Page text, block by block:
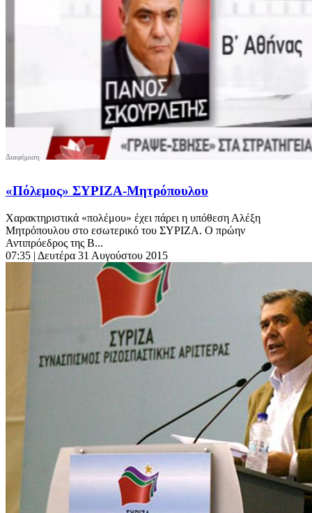
«Πόλεμος» ΣΥΡΙΖΑ-Μητρόπουλου
Χαρακτηριστικά «πολέμου» έχει πάρει η υπόθεση Αλέξη
Μητρόπουλου στο εσωτερικό του ΣΥΡΙΖΑ. Ο πρώην
Αντιπρόεδρος της Β...
07:35 | Δευτέρα 31 Αυγούστου 2015